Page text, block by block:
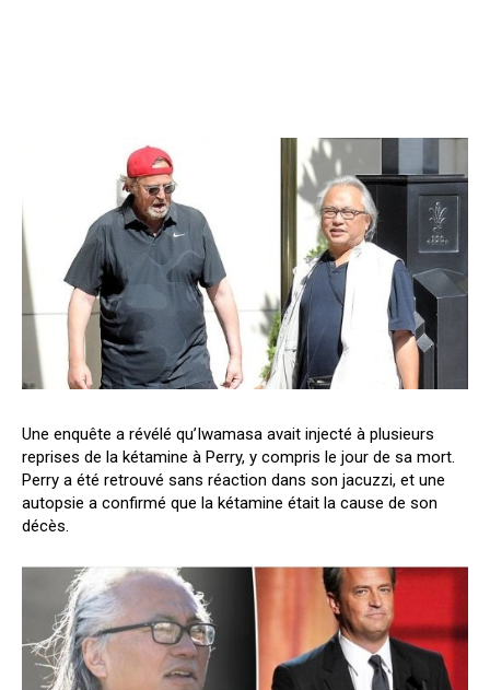
Une enquête a révélé qu’Iwamasa avait injecté à plusieurs
reprises de la kétamine à Perry, y compris le jour de sa mort.
Perry a été retrouvé sans réaction dans son jacuzzi, et une
autopsie a confirmé que la kétamine était la cause de son
décès.